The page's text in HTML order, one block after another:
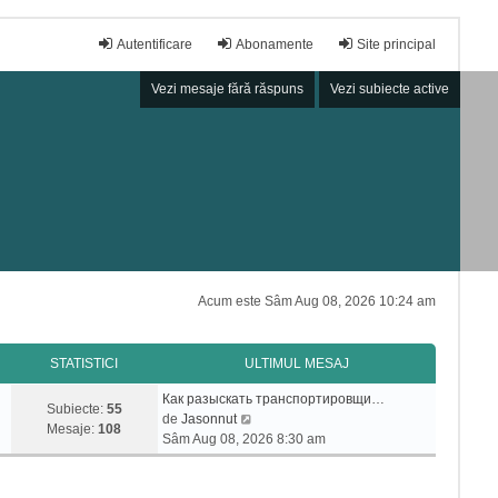
Site principal
Abonamente
Autentificare
Vezi mesaje fără răspuns Vezi subiecte active
Acum este Sâm Aug 08, 2026 10:24 am
STATISTICI ULTIMUL MESAJ
Subiecte: 55
Mesaje:108
Как разыскать транспортировщи…
de Jasonnut
e
z
Sâm Aug 08, 2026 8:30 am